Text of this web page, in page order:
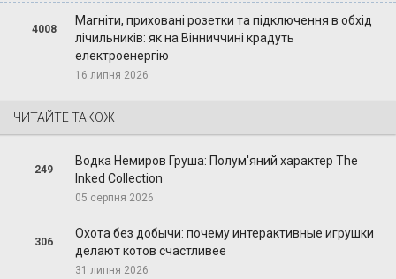
4008
Магніти, приховані розетки та підключення в обхід
лічильників: як на Вінниччині крадуть
електроенергію
16 липня 2026
ЧИТАЙТЕ ТАКОЖ
249
Водка Немиров Груша: Полум'яний характер The
Inked Collection
05 серпня 2026
306
Охота без добычи: почему интерактивные игрушки
делают котов счастливее
31 липня 2026